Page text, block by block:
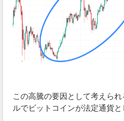
この高騰の要因として考えら
ルでビットコインが法定通貨と